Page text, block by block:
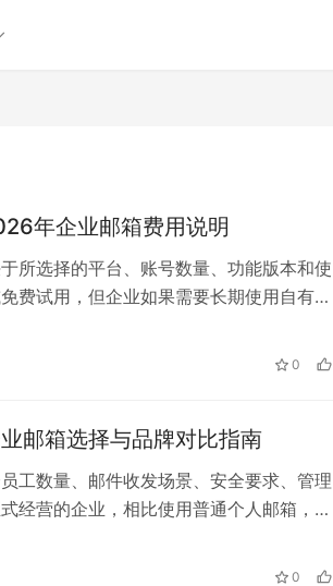
年企业邮箱费用说明
所选择的平台、账号数量、功能版本和使
费试用，但企业如果需要长期使用自有域
邮箱主要分为免费版、免费试用版和付费
0
邮箱选择与品牌对比指南
工数量、邮件收发场景、安全要求、管理
经营的企业，相比使用普通个人邮箱，以
，可以创建： 一、公司为什么适合
0